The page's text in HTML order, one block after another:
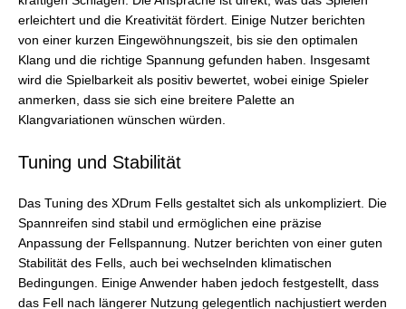
erleichtert und die Kreativität fördert. Einige Nutzer berichten
von einer kurzen Eingewöhnungszeit, bis sie den optimalen
Klang und die richtige Spannung gefunden haben. Insgesamt
wird die Spielbarkeit als positiv bewertet, wobei einige Spieler
anmerken, dass sie sich eine breitere Palette an
Klangvariationen wünschen würden.
Tuning und Stabilität
Das Tuning des XDrum Fells gestaltet sich als unkompliziert. Die
Spannreifen sind stabil und ermöglichen eine präzise
Anpassung der Fellspannung. Nutzer berichten von einer guten
Stabilität des Fells, auch bei wechselnden klimatischen
Bedingungen. Einige Anwender haben jedoch festgestellt, dass
das Fell nach längerer Nutzung gelegentlich nachjustiert werden